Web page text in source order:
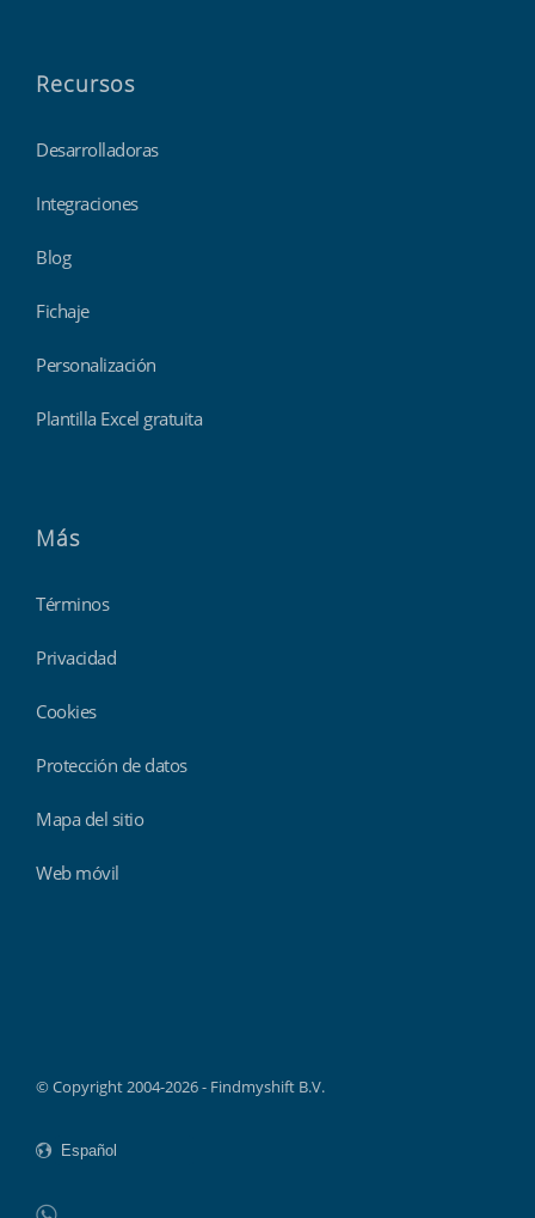
Recursos
Desarrolladoras
Integraciones
Blog
Fichaje
Personalización
Plantilla Excel gratuita
Más
Términos
Privacidad
Cookies
Protección de datos
Mapa del sitio
Web móvil
© Copyright 2004-2026 - Findmyshift B.V.